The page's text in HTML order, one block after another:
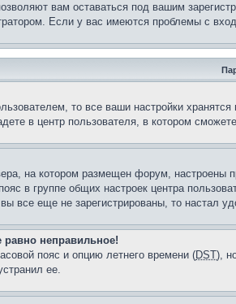
вам оставаться под вашим
Если у вас имеются проблемы с
то все ваши настройки
в центр пользователя, в котором
на котором размещен форум,
в группе общих настроек центра
все еще не зарегистрированы, то настал
неправильное!
пояс и опцию летнего времени (DST),
ее.